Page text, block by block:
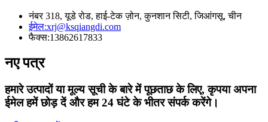
नंबर 318, यूडे रोड, हाई-टेक ज़ोन, कुनशान सिटी, जिआंगसू, चीन
ईमेल:xrj@ksqiangdi.com
फैक्स:13862617833
नए पत्र
हमारे उत्पादों या मूल्य सूची के बारे में पूछताछ के लिए, कृपया अपना
ईमेल हमें छोड़ दें और हम 24 घंटे के भीतर संपर्क करेंगे।